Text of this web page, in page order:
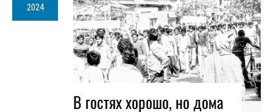
2024
В гостях хорошо, но дома